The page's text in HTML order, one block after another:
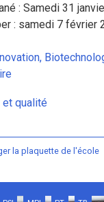
: Samedi 31
: samedi 7 février
qualité
la plaquette de l'école